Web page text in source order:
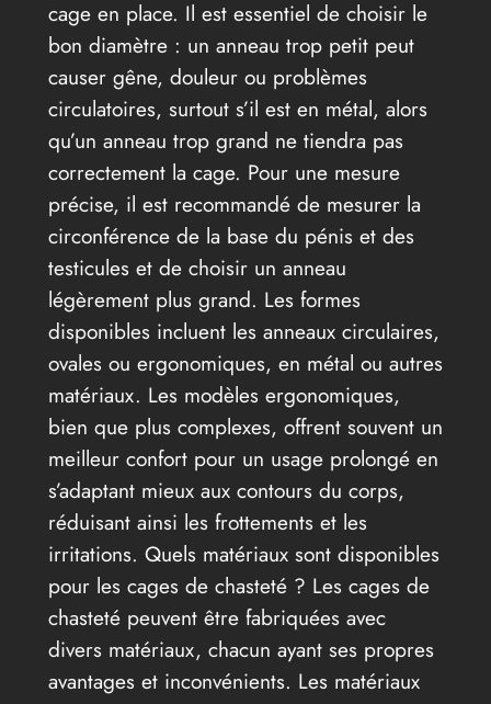
cage en place. Il est essentiel de choisir le
bon diamètre : un anneau trop petit peut
causer gêne, douleur ou problèmes
circulatoires, surtout s’il est en métal, alors
qu’un anneau trop grand ne tiendra pas
correctement la cage. Pour une mesure
précise, il est recommandé de mesurer la
circonférence de la base du pénis et des
testicules et de choisir un anneau
légèrement plus grand. Les formes
disponibles incluent les anneaux circulaires,
ovales ou ergonomiques, en métal ou autres
matériaux. Les modèles ergonomiques,
bien que plus complexes, offrent souvent un
meilleur confort pour un usage prolongé en
s’adaptant mieux aux contours du corps,
réduisant ainsi les frottements et les
irritations. Quels matériaux sont disponibles
pour les cages de chasteté ? Les cages de
chasteté peuvent être fabriquées avec
divers matériaux, chacun ayant ses propres
avantages et inconvénients. Les matériaux